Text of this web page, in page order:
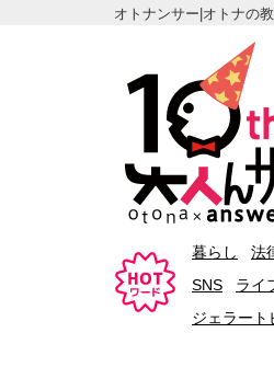
オトナンサー|オトナの
暮らし 法
SNS
ライ
ジェラート